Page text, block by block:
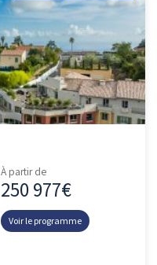
À partir de
250 977€
Voir le programme